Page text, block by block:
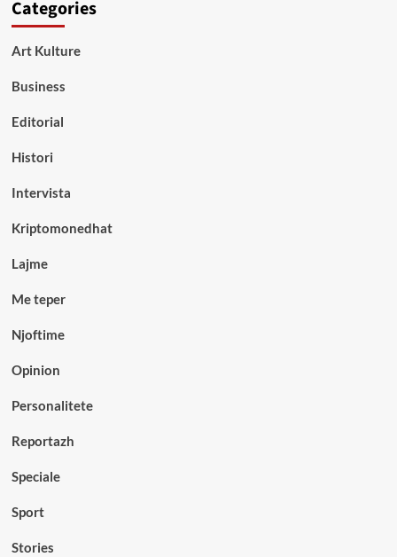
Categories
Art Kulture
Business
Editorial
Histori
Intervista
Kriptomonedhat
Lajme
Me teper
Njoftime
Opinion
Personalitete
Reportazh
Speciale
Sport
Stories